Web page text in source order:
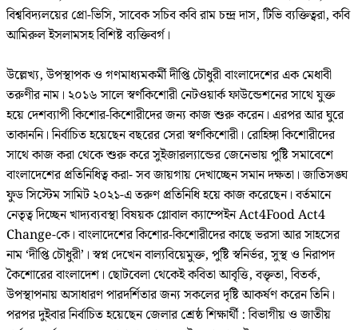
বিশ্ববিদ্যলয়ের প্রো-ভিসি, সাবেক সচিব কবি রাম চন্দ্র দাস, টিভি ব্যক্তিত্বরা, কবি
আমিরুল ইসলামসহ বিশিষ্ট ব্যক্তিবর্গ।
উল্লেখ্য, উপস্থাপক ও গণমাধ্যমকর্মী দীপ্তি চৌধুরী বাংলাদেশের এক মেধাবী
তরুণীর নাম। ২০১৬ সালে স্বর্ণকিশোরী নেটওয়ার্ক ফাউন্ডেশনের সাথে যুক্ত
হয়ে দেশব্যাপী কিশোর-কিশোরীদের জন্য কাজ শুরু করেন। এরপর আর ঘুরে
তাকাননি। নির্বাচিত হয়েছেন বছরের সেরা স্বর্ণকিশোরী। রোহিঙ্গা কিশোরীদের
সাথে কাজ করা থেকে শুরু করে সুইজারল্যান্ডের জেনেভায় পুষ্টি সমাবেশে
বাংলাদেশের প্রতিনিধিত্ব করা- সব জায়গায় দেখাচ্ছেন সমান দক্ষতা। জাতিসঙ্ঘ
ফুড সিস্টেম সামিট ২০২১-এ তরুণ প্রতিনিধি হয়ে কাজ করেছেন। বর্তমানে
নেতৃত্ব দিচ্ছেন খাদ্যব্যবস্থা বিষয়ক গ্লোবাল ক্যাম্পেইন Act4Food Act4
Change-কে। বাংলাদেশের কিশোর-কিশোরীদের কাছে ভরসা আর সাহসের
নাম ‘দীপ্তি চৌধুরী’। স্বপ্ন দেখেন বাল্যবিয়েমুক্ত, পুষ্টি স্বনির্ভর, সুস্থ ও নিরাপদ
কৈশোরের বাংলাদেশ। ছোটবেলা থেকেই কবিতা আবৃত্তি, বক্তৃতা, বিতর্ক,
উপস্থাপনায় অসাধারণ পারদর্শিতার জন্য সকলের দৃষ্টি আকর্ষণ করেন তিনি।
পরপর দুইবার নির্বাচিত হয়েছেন জেলার শ্রেষ্ঠ শিক্ষার্থী : বিভাগীয় ও জাতীয়